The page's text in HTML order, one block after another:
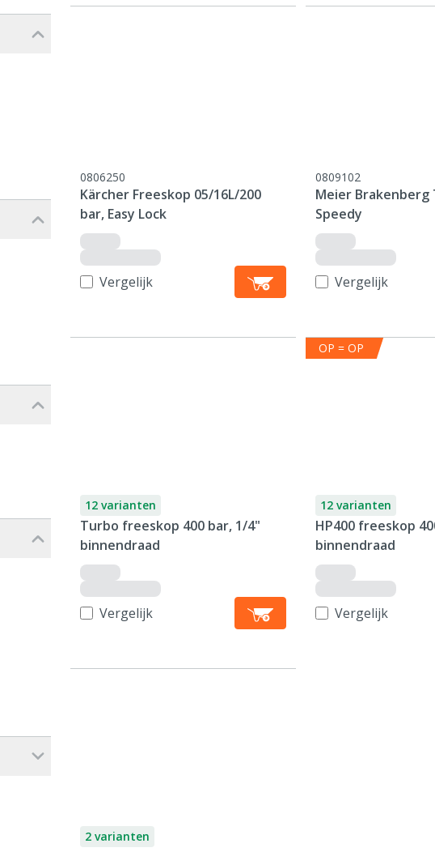
0806250
Kärcher Freeskop 05/16L/200
bar, Easy Lock
Vergelijk
0809102
Meier
Speedy
Vergelijk
12 varianten
Turbo freeskop 400 bar, 1/4"
binnendraad
Vergelijk
OP = OP
12 varianten
HP400 freeskop
binnendraad
Vergelijk
2 varianten